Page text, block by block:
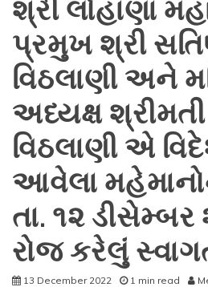
શ્રી લોહાણા
પ્રમુખ શ્રી
વિઠલાણી અને
અધ્યક્ષ
વિઠલાણી એ
આવેલા
તા. ૧૨ ડીસેમ્બર
રોજ કરેલું
13 December 2022 1 min read